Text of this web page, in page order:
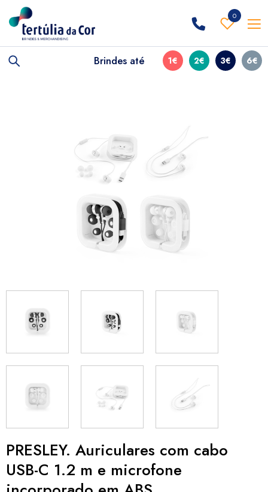
0
Brindes até 1€ 2€ 3€ 6€
PRESLEY. Auriculares com cabo
USB-C 1.2 m e microfone